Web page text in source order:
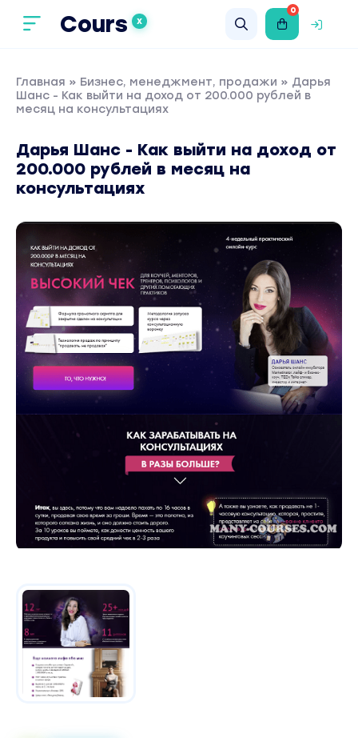
Cours X
0
Главная » Бизнес, менеджмент, продажи » Дарья
Шанс - Как выйти на доход от 200.000 рублей в
месяц на консультациях
Дарья Шанс - Как выйти на доход от
200.000 рублей в месяц на
консультациях